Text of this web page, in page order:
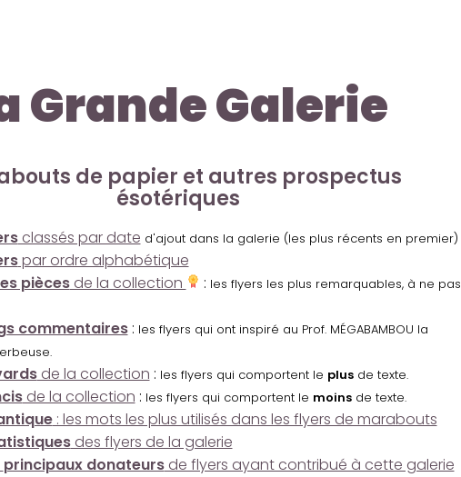
Grande Galerie
de papier et autres prospectus
ésotériques
classés par date d'ajout dans la galerie (les plus récents en premier)
par ordre alphabétique
piècesde la collection : les flyers les plus remarquables, à ne pas
commentaires: les flyers qui ont inspiré au Prof. MÉGABAMBOU la
de la collection : les flyers qui comportent le plusde texte.
de la collection : les flyers qui comportent le moinsde texte.
: les mots les plus utilisés dans les flyers de marabouts
des flyers de la galerie
principaux donateursde flyers ayant contribué à cette galerie